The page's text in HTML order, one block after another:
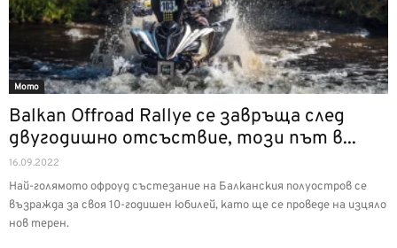
Мото
Balkan Offroad Rallye се завръща след
двугодишно отсъствие, този път в...
16.09.2022
Най-голямото офроуд състезание на Балканския полуостров се
възражда за своя 10-годишен юбилей, като ще се проведе на изцяло
нов терен.